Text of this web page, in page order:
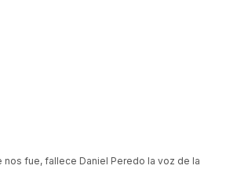
nos fue, fallece Daniel Peredo la voz de la